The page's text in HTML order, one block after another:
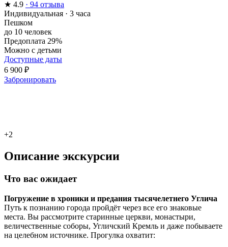
★ 4.9 · 94 отзыва
Индивидуальная · 3 часа
Пешком
до 10 человек
Предоплата 29%
Можно с детьми
Доступные даты
6 900 ₽
Забронировать
+2
Описание экскурсии
Что вас ожидает
Погружение в хроники и предания тысячелетнего Углича
Путь к познанию города пройдёт через все его знаковые
места. Вы рассмотрите старинные церкви, монастыри,
величественные соборы, Угличский Кремль и даже побываете
на целебном источнике. Прогулка охватит: